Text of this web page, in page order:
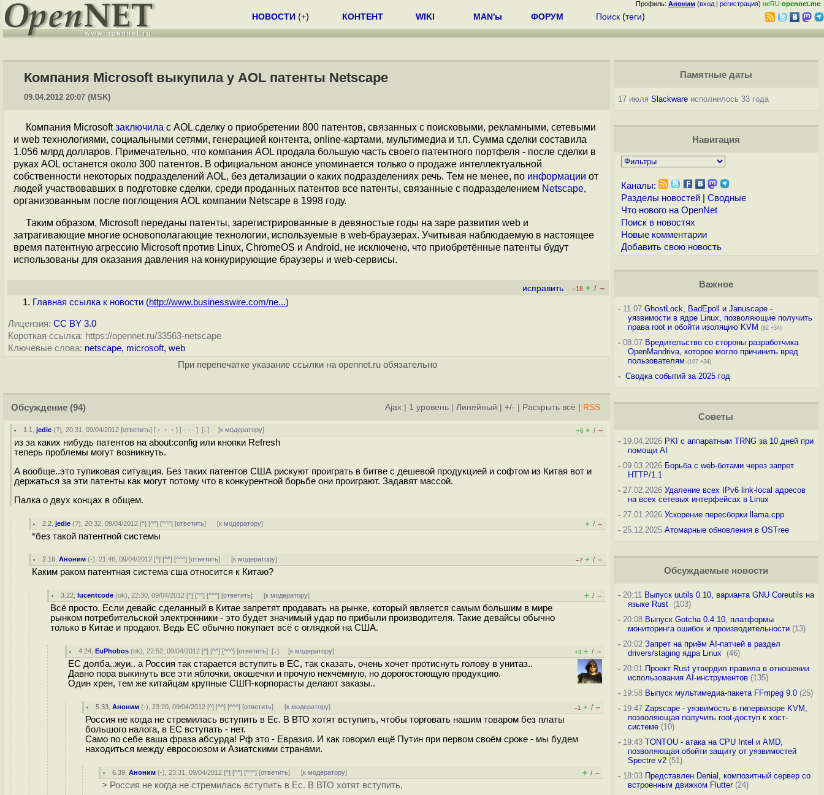
Профиль: Аноним (вход | регистрация) неRU opennet.me
НОВОСТИ (+) КОНТЕНТ WIKI MAN'ы ФОРУМ Поиск (теги)
Компания Microsoft выкупила у AOL патенты Netscape
09.04.2012 20:07 (MSK)
Компания Microsoftзаключила с AOL сделку о приобретении 800 патентов, связанных с поисковыми, рекламными, сетевыми
и web технологиями, социальными сетями, генерацией контента, online-картами, мультимедиа и т.п. Сумма сделки составила
1.056 млрд долларов. Примечательно, что компания AOL продала большую часть своего патентного портфеля - после сделки в
руках AOL останется около 300 патентов. В официальном анонсе упоминается только о продаже интеллектуальной
собственности некоторых подразделений AOL, без детализации о каких подразделениях речь. Тем не менее, по информации от
людей участвовавших в подготовке сделки, среди проданных патентов все патенты, связанные с подразделением Netscape,
организованным после поглощения AOL компании Netscape в 1998 году.
Таким образом, Microsoft переданы патенты, зарегистрированные в девяностые годы на заре развития web и
затрагивающие многие основополагающие технологии, используемые в web-браузерах. Учитывая наблюдаемую в настоящее
время патентную агрессию Microsoft против Linux, ChromeOS и Android, не исключено, что приобретённые патенты будут
использованы для оказания давления на конкурирующие браузеры и web-сервисы.
исправить –18 + / –
Главная ссылка к новости (http://www.businesswire.com/ne...)
Лицензия: CC BY 3.0
Короткая ссылка: https://opennet.ru/33563-netscape
Ключевые слова: netscape, microsoft, web
При перепечатке указание ссылки на opennet.ru обязательно
Обсуждение (94) Ajax 1 уровень Линейный +/- Раскрыть всё RSS
1.1 ,jedie (?), 20:31, 09/04/2012 [ответить] [ ﹢﹢﹢] [ · · ·][↓] [к модератору] +6 + / –
из за каких нибудь патентов на about:config или кнопки Refresh
теперь проблемы могут возникнуть.
А вообще..это тупиковая ситуация. Без таких патентов США рискуют проиграть в битве с дешевой продукцией и софтом из Китая вот и
держаться за эти патенты как могут потому что в конкурентной борьбе они проиграют. Задавят массой.
Палка о двух концах в общем.
2.2 ,jedie (?), 20:32, 09/04/2012 [^] [^^] [^^^] [ответить] [к модератору] + / –
*без такой патентной системы
2.16 ,Аноним (-), 21:46, 09/04/2012 [^] [^^] [^^^] [ответить] [к модератору] –7 + / –
Каким раком патентная система сша относится к Китаю?
3.22 ,lucentcode (ok), 22:30, 09/04/2012 [^] [^^] [^^^] [ответить] [к модератору] + / –
Всё просто. Если девайс сделанный в Китае запретят продавать на рынке, который является самым большим в мире
рынком потребительской электронники - это будет значимый удар по прибыли производителя. Такие девайсы обычно
только в Китае и продают. Ведь ЕС обычно покупает всё с оглядкой на США.
4.24 ,EuPhobos (ok), 22:52, 09/04/2012 [^] [^^] [^^^] [ответить][↓] [к модератору] +4 + / –
ЕС долба..жуи.. а Россия так старается вступить в ЕС, так сказать, очень хочет протиснуть голову в унитаз..
Давно пора выкинуть все эти яблочки, окошечки и прочую некчёмную, но дорогостоющую продукцию.
Один хрен, тем же китайцам крупные СШП-корпорасты делают заказы..
5.33 ,Аноним (-), 23:20, 09/04/2012 [^] [^^] [^^^] [ответить] [к модератору] –1 + / –
Россия не когда не стремилась вступить в Ес. В ВТО хотят вступить, чтобы торговать нашим товаром без платы
большого налога, в ЕС вступать - нет.
Само по себе ваша фраза абсурда! Рф это - Евразия. И как говорил ещё Путин при первом своём сроке - мы будем
находиться между евросоюзом и Азиатскими странами.
6.39 ,Аноним (-), 23:31, 09/04/2012 [^] [^^] [^^^] [ответить] [к модератору] + / –
> Россия не когда не стремилась вступить в Ес. В ВТО хотят вступить,
Памятные даты
17 июля Slackwareисполнилось 33 года
Навигация
Каналы:
Разделы новостей| Сводные
Что нового на OpenNet
Поиск в новостях
Новые комментарии
Добавить свою новость
Важное
-11.07 GhostLock, BadEpoll и Januscape -
уязвимости в ядре Linux, позволяющие получить
права root и обойти изоляцию KVM (82 +34)
-08.07 Вредительство со стороны разработчика
OpenMandriva, которое могло причинить вред
пользователям (107 +34)
- Сводка событий за 2025 год
Советы
-19.04.2026 PKI с аппаратным TRNG за 10 дней при
помощи AI
-09.03.2026 Борьба с web-ботами через запрет
HTTP/1.1
-27.02.2026 Удаление всех IPv6 link-local адресов
на всех сетевых интерфейсах в Linux
-27.01.2026 Ускорение пересборки llama.cpp
-25.12.2025 Атомарные обновления в OSTree
Обсуждаемые новости
-20:11 Выпуск uutils 0.10, варианта GNU Coreutils на
языке Rust (103)
-20:08 Выпуск Gotcha 0.4.10, платформы
мониторинга ошибок и производительности(13)
-20:02 Запрет на приём AI-патчей в раздел
drivers/staging ядра Linux
(46)
-20:01 Проект Rust утвердил правила в отношении
использования AI-инструментов(135)
-19:58 Выпуск мультимедиа-пакета FFmpeg 9.0(25)
-19:47 Zapscape - уязвимость в гипервизоре KVM,
позволяющая получить root-доступ к хост-
системе(10)
-19:43 TONTOU - атака на CPU Intel и AMD,
позволяющая обойти защиту от уязвимостей
Spectre v2(51)
-18:03 Представлен Denial, композитный сервер со
встроенным движком Flutter(24)